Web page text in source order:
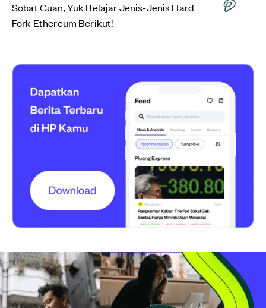
Sobat Cuan, Yuk Belajar Jenis-Jenis Hard
Fork Ethereum Berikut!